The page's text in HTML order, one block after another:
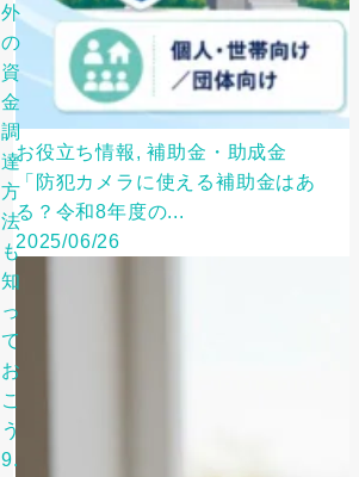
外
の
資
金
調
達
方
法
も
知
っ
て
お
こ
う
9.
お役立ち情報, 補助金・助成金
「防犯カメラに使える補助金はあ
る？令和8年度の...
2025/06/26